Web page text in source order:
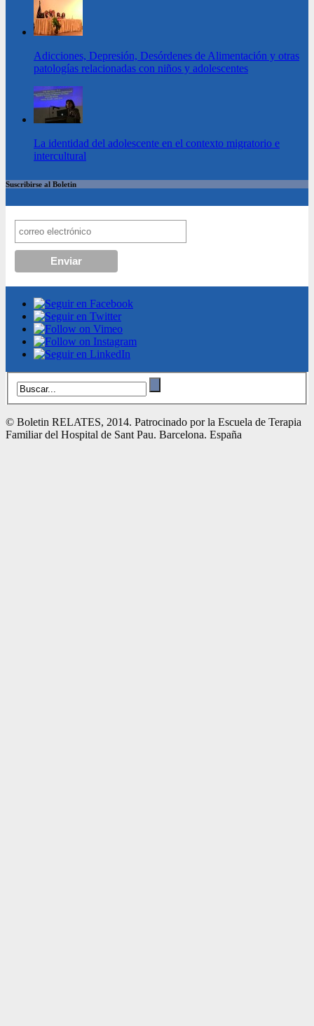
Adicciones, Depresión, Desórdenes de Alimentación y otras
patologías relacionadas con niños y adolescentes
La identidad del adolescente en el contexto migratorio e
intercultural
Suscribirse al Boletin
© Boletin RELATES, 2014. Patrocinado por la Escuela de Terapia
Familiar del Hospital de Sant Pau. Barcelona. España